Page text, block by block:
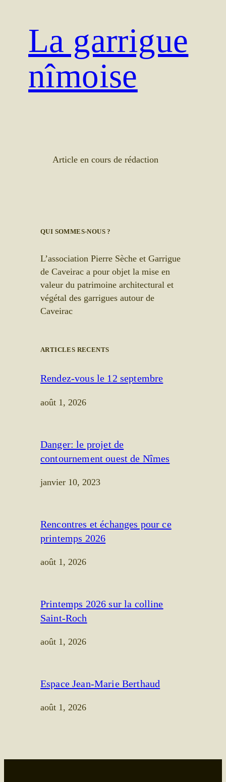
La garrigue
nîmoise
Article en cours de rédaction
QUI SOMMES-NOUS ?
L’association Pierre Sèche et Garrigue
de Caveirac a pour objet la mise en
valeur du patrimoine architectural et
végétal des garrigues autour de
Caveirac
ARTICLES RECENTS
Rendez-vous le 12 septembre
août 1, 2026
Danger: le projet de
contournement ouest de Nîmes
janvier 10, 2023
Rencontres et échanges pour ce
printemps 2026
août 1, 2026
Printemps 2026 sur la colline
Saint-Roch
août 1, 2026
Espace Jean-Marie Berthaud
août 1, 2026